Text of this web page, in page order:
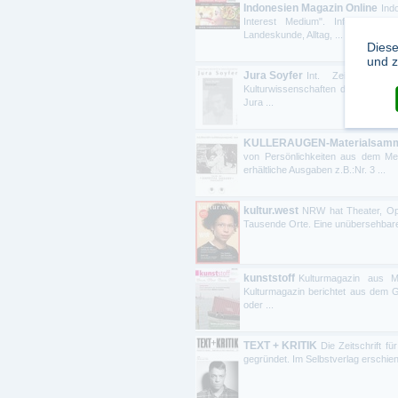
Indonesien Magazin Online
Interest Medium". Informative
Landeskunde, Alltag, ...
Jura Soyfer Int. Zeitschrift
Kulturwissenschaften dient der
Jura ...
KULLERAUGEN-
von Persönlichkeiten aus dem
erhältliche Ausgaben z.B.:Nr. 3 ...
kultur.west NRW hat Theater,
Tausende Orte. Eine
kunststoff Kulturmagazin aus
Kulturmagazin berichtet aus dem
oder ...
TEXT + KRITIK Die Zeitschrift
gegründet. Im Selbstverlag
und